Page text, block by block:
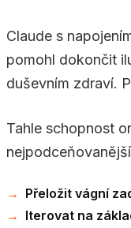
Claude s
pomohl dokončit
duševním zdraví.
Tahle schopnost
Přeložit vágní
Iterovat na